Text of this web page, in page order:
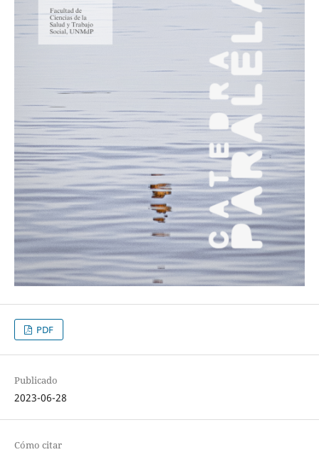
PDF
Publicado
2023-06-28
Cómo citar